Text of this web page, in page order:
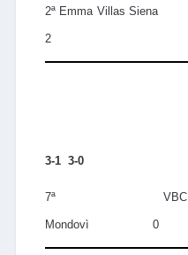
2ª Emma Villas Siena
2
3-1 3-0
7ª VBC
Mondovì 0